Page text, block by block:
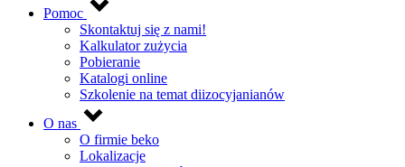
Pomoc
Skontaktuj się z nami!
Kalkulator zużycia
Pobieranie
Katalogi online
Szkolenie na temat diizocyjanianów
O nas
O firmie beko
Lokalizacje